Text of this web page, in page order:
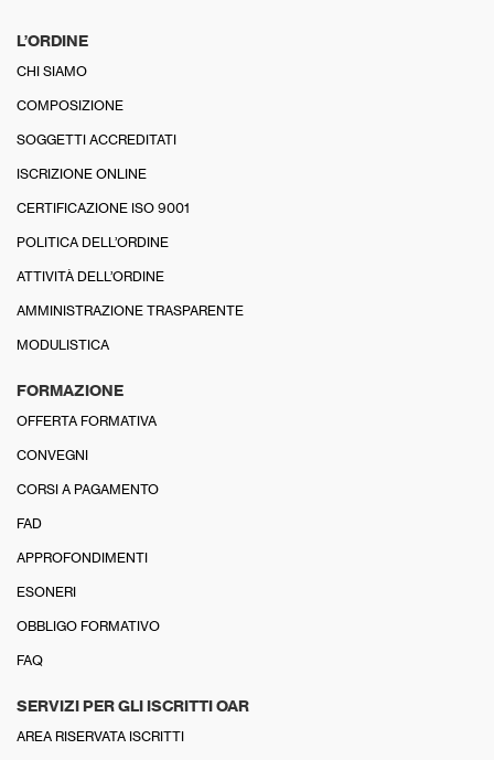
L’ORDINE
CHI SIAMO
COMPOSIZIONE
SOGGETTI ACCREDITATI
ISCRIZIONE ONLINE
CERTIFICAZIONE ISO 9001
POLITICA DELL’ORDINE
ATTIVITÀ DELL’ORDINE
AMMINISTRAZIONE TRASPARENTE
MODULISTICA
FORMAZIONE
OFFERTA FORMATIVA
CONVEGNI
CORSI A PAGAMENTO
FAD
APPROFONDIMENTI
ESONERI
OBBLIGO FORMATIVO
FAQ
SERVIZI PER GLI ISCRITTI OAR
AREA RISERVATA ISCRITTI